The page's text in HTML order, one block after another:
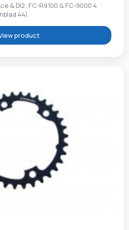
& DI2: FC-R9100 & FC-9000 4
44)
product